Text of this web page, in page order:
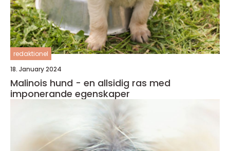
redaktionel
18. January 2024
Malinois hund - en allsidig ras med
imponerande egenskaper